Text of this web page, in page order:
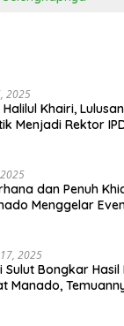
2025
Khairi,
Menjadi Rektor
dan Penuh
Menggelar
2025
Sulut Bongkar
Manado,